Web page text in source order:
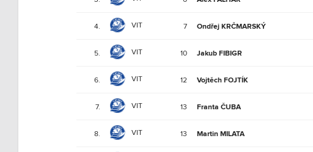
4. VIT 7 Ondřej KRČMARSKÝ
5. VIT 10 Jakub FIBIGR
6. VIT 12 Vojtěch FOJTÍK
7. VIT 13 Franta ČUBA
8. VIT 13 Martin MILATA